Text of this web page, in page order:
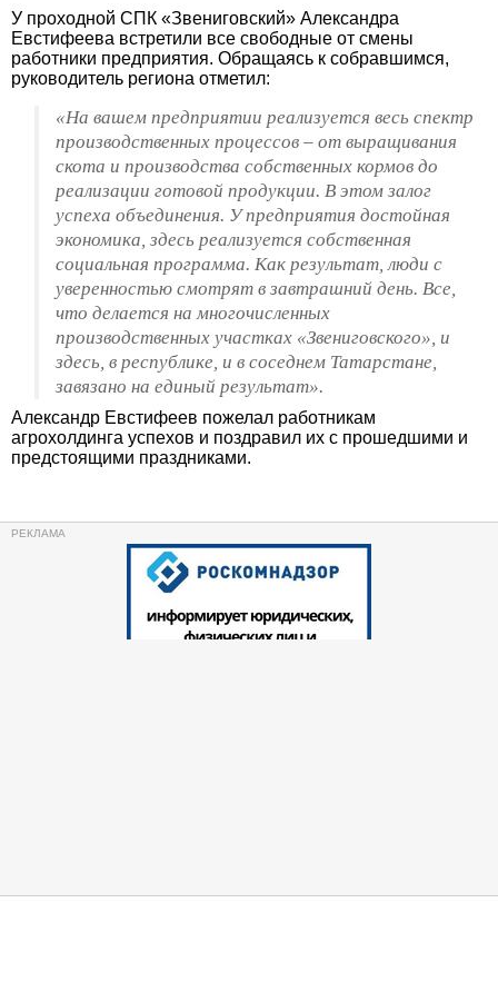
У проходной СПК «Звениговский» Александра
Евстифеева встретили все свободные от смены
работники предприятия. Обращаясь к собравшимся,
руководитель региона отметил:
«На вашем предприятии реализуется весь спектр
производственных процессов – от выращивания
скота и производства собственных кормов до
реализации готовой продукции. В этом залог
успеха объединения. У предприятия достойная
экономика, здесь реализуется собственная
социальная программа. Как результат, люди с
уверенностью смотрят в завтрашний день. Все,
что делается на многочисленных
производственных участках «Звениговского», и
здесь, в республике, и в соседнем Татарстане,
завязано на единый результат».
Александр Евстифеев пожелал работникам
агрохолдинга успехов и поздравил их с прошедшими и
предстоящими праздниками.